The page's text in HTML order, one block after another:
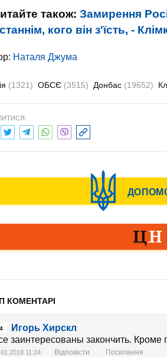
також: Замирення
кого він з'їсть, -
Наталя Джума
(1321) ОБСЄ (3515) Донбас (19652)
КОМЕНТАРІ
Игорь Хирскл
заинтересованы закончить. Кроме
11:24 Відповісти Посилання